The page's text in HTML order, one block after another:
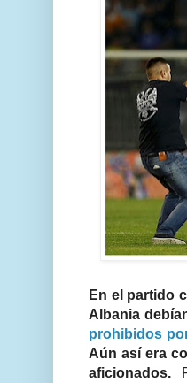
En el partido
Albania
prohibidos
Aún así era
aficionados.